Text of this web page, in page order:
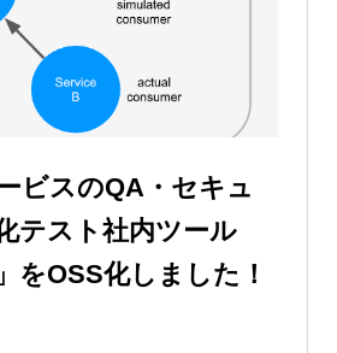
ビスのQA・セキュ
テスト社内ツール
をOSS化しました！